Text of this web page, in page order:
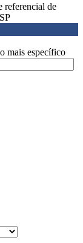
referencial de
mais específico